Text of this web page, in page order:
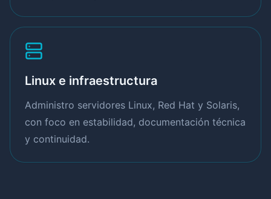
Linux e infraestructura
Administro servidores Linux, Red Hat y Solaris,
con foco en estabilidad, documentación técnica
y continuidad.